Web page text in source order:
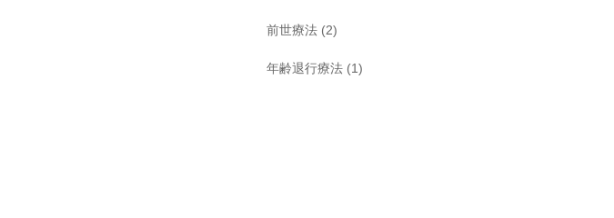
前世療法 (2)
年齢退行療法 (1)